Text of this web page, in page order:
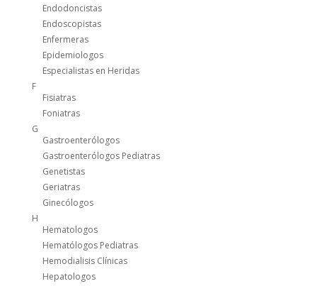
Endodoncistas
Endoscopistas
Enfermeras
Epidemiologos
Especialistas en Heridas
F
Fisiatras
Foniatras
G
Gastroenterólogos
Gastroenterólogos Pediatras
Genetistas
Geriatras
Ginecólogos
H
Hematologos
Hematólogos Pediatras
Hemodialisis Clínicas
Hepatologos